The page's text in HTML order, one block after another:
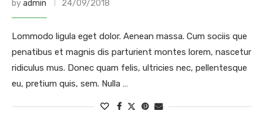
byadmin 24/09/2018
Lommodo ligula eget dolor. Aenean massa. Cum sociis que
penatibus et magnis dis parturient montes lorem, nascetur
ridiculus mus. Donec quam felis, ultricies nec, pellentesque
eu, pretium quis, sem. Nulla …